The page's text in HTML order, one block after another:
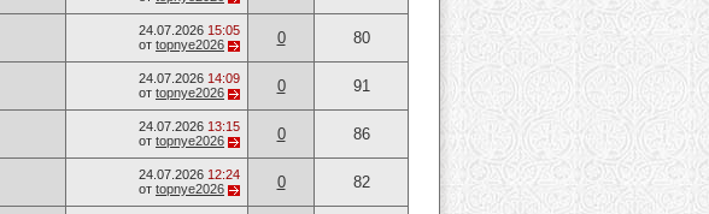
24.07.2026 15:05
от topnye2026 0 80
24.07.2026 14:09
от topnye2026 0 91
24.07.2026 13:15
от topnye2026 0 86
24.07.2026 12:24
от topnye2026 0 82